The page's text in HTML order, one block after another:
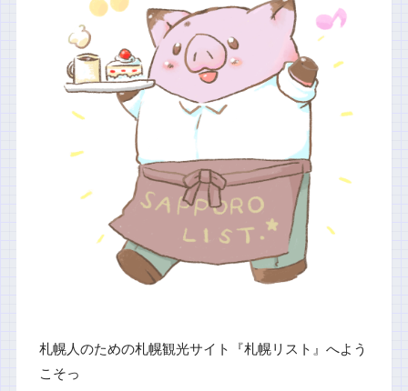
札幌人のための札幌観光サイト『札幌リスト』へよう
こそっ